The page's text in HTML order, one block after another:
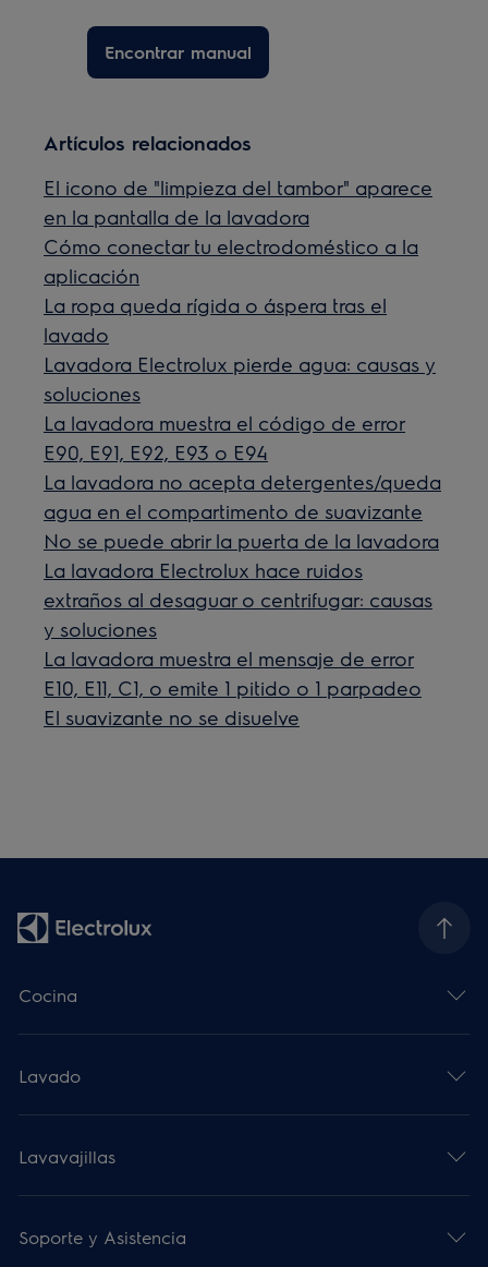
Encontrar manual
Artículos relacionados
El icono de "limpieza del tambor" aparece
en la pantalla de la lavadora
Cómo conectar tu electrodoméstico a la
aplicación
La ropa queda rígida o áspera tras el
lavado
Lavadora Electrolux pierde agua: causas y
soluciones
La lavadora muestra el código de error
E90, E91, E92, E93 o E94
La lavadora no acepta detergentes/queda
agua en el compartimento de suavizante
No se puede abrir la puerta de la lavadora
La lavadora Electrolux hace ruidos
extraños al desaguar o centrifugar: causas
y soluciones
La lavadora muestra el mensaje de error
E10, E11, C1, o emite 1 pitido o 1 parpadeo
El suavizante no se disuelve
Cocina
Lavado
Lavavajillas
Soporte y Asistencia